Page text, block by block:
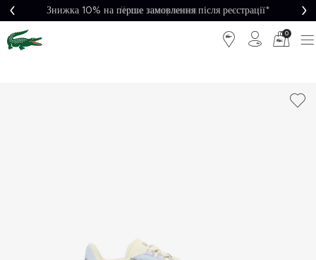
Знижка 10% на перше замовлення після реєстрації*
Легке повернення
0